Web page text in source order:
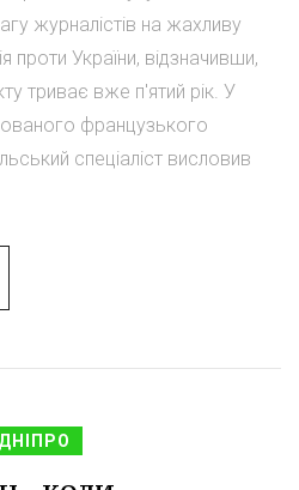
журналістів на жахливу
проти України, відзначивши,
триває вже п'ятий рік. У
французького
спеціаліст висловив
ДНІПРО